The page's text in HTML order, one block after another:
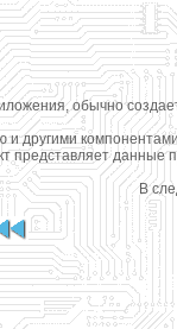
обычно
данные
В